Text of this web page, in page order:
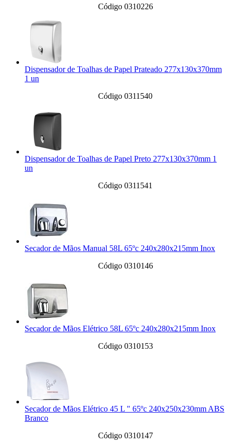
Código 0310226
Dispensador de Toalhas de Papel Prateado 277x130x370mm
1 un
Código 0311540
Dispensador de Toalhas de Papel Preto 277x130x370mm 1
un
Código 0311541
Secador de Mãos Manual 58L 65ºc 240x280x215mm Inox
Código 0310146
Secador de Mãos Elétrico 58L 65ºc 240x280x215mm Inox
Código 0310153
Secador de Mãos Elétrico 45 L " 65ºc 240x250x230mm ABS
Branco
Código 0310147